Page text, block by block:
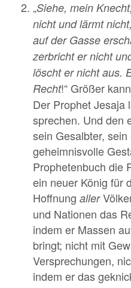
„Siehe, mein
nicht und lärmt
auf der Gasse
zerbricht er nicht
löscht er nicht aus.
Recht!“ Größer
Der Prophet Jesaja
sprechen. Und den
sein Gesalbter,
geheimnisvolle
Prophetenbuch die
ein neuer König für
Hoffnung aller
und Nationen das
indem er Massen
bringt; nicht mit
Versprechungen,
indem er das